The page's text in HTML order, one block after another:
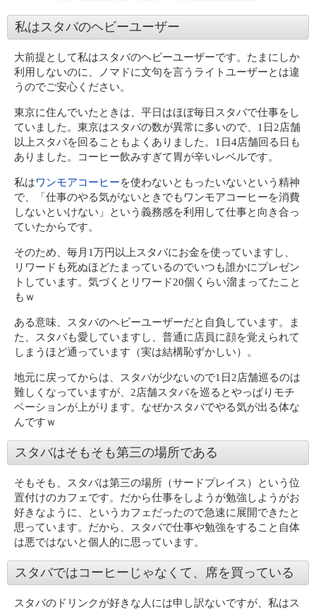
私はスタバのヘビーユーザー
大前提として私はスタバのヘビーユーザーです。たまにしか
利用しないのに、ノマドに文句を言うライトユーザーとは違
うのでご安心ください。
東京に住んでいたときは、平日はほぼ毎日スタバで仕事をし
ていました。東京はスタバの数が異常に多いので、1日2店舗
以上スタバを回ることもよくありました。1日4店舗回る日も
ありました。コーヒー飲みすぎて胃が辛いレベルです。
私はワンモアコーヒーを使わないともったいないという精神
で、「仕事のやる気がないときでもワンモアコーヒーを消費
しないといけない」という義務感を利用して仕事と向き合っ
ていたからです。
そのため、毎月1万円以上スタバにお金を使っていますし、
リワードも死ぬほどたまっているのでいつも誰かにプレゼン
トしています。気づくとリワード20個くらい溜まってたこと
もｗ
ある意味、スタバのヘビーユーザーだと自負しています。ま
た、スタバも愛していますし、普通に店員に顔を覚えられて
しまうほど通っています（実は結構恥ずかしい）。
地元に戻ってからは、スタバが少ないので1日2店舗巡るのは
難しくなっていますが、2店舗スタバを巡るとやっぱりモチ
ベーションが上がります。なぜかスタバでやる気が出る体な
んですｗ
スタバはそもそも第三の場所である
そもそも、スタバは第三の場所（サードプレイス）という位
置付けのカフェです。だから仕事をしようが勉強しようがお
好きなように、というカフェだったので急速に展開できたと
思っています。だから、スタバで仕事や勉強をすること自体
は悪ではないと個人的に思っています。
スタバではコーヒーじゃなくて、席を買っている
スタバのドリンクが好きな人には申し訳ないですが、私はス